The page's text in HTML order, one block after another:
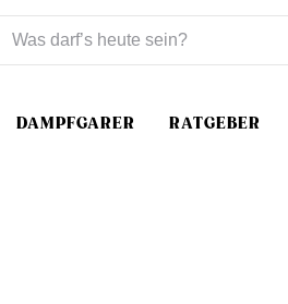
DAMPFGARER RATGEBER
Sie suchen